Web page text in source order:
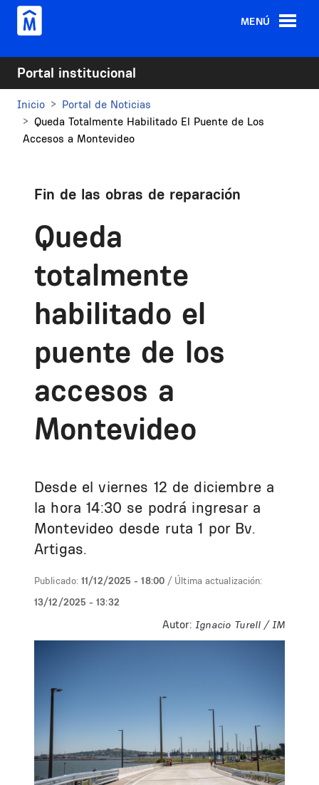
Pasar al contenido principal
MENÚ
Portal institucional
Inicio
Portal de Noticias
Queda Totalmente Habilitado El Puente de Los
Accesos a Montevideo
Fin de las obras de reparación
Queda
totalmente
habilitado el
puente de los
accesos a
Montevideo
Desde el viernes 12 de diciembre a
la hora 14:30 se podrá ingresar a
Montevideo desde ruta 1 por Bv.
Artigas.
Publicado: 11/12/2025 - 18:00 / Última actualización:
13/12/2025 - 13:32
Autor: Ignacio Turell / IM